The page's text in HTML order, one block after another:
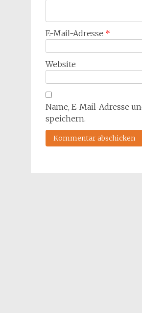
E-Mail-Adresse *
Website
Name, E-Mail-Adresse
speichern.